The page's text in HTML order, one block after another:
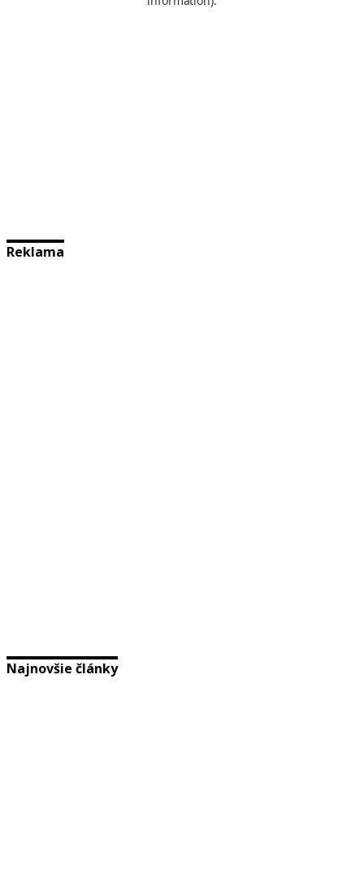
Reklama
Najnovšie články